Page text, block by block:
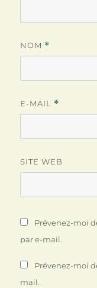
NOM *
E-MAIL *
SITE WEB
Prévenez-moi
par e-mail.
Prévenez-moi
mail.